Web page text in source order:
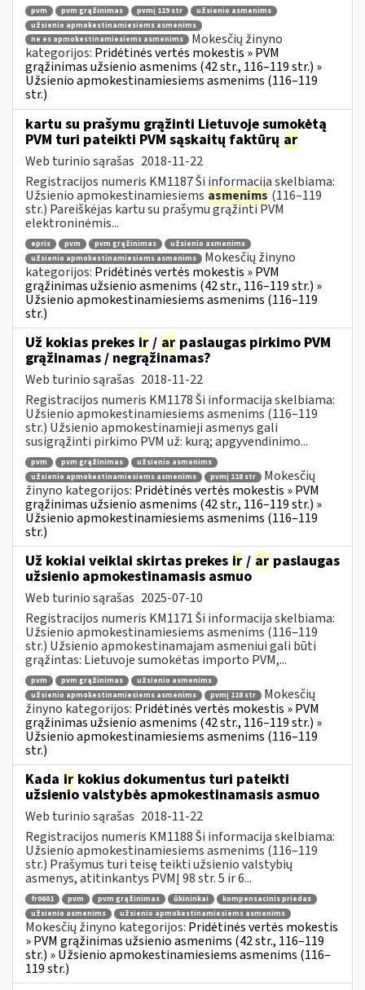
pvm pvm grąžinimas pvmį 119 str
užsienio asmenims
užsienio apmokestinamiesiems asmenims
ne es apmokestinamiesiems asmenims
Mokesčių žinyno
kategorijos: Pridėtinės vertės mokestis » PVM
grąžinimas užsienio asmenims (42 str., 116–119 str.) »
Užsienio apmokestinamiesiems asmenims (116–119
str.)
kartu su prašymu grąžinti Lietuvoje sumokėtą
PVM turi pateikti PVM sąskaitų faktūrų ar
Web turinio sąrašas 2018-11-22
Registracijos numeris KM1187 Ši informacija skelbiama:
Užsienio apmokestinamiesiems asmenims (116–119
str.) Pareiškėjas kartu su prašymu grąžinti PVM
elektroninėmis...
epris pvm pvm grąžinimas
užsienio asmenims
užsienio apmokestinamiesiems asmenims
Mokesčių žinyno
kategorijos: Pridėtinės vertės mokestis » PVM
grąžinimas užsienio asmenims (42 str., 116–119 str.) »
Užsienio apmokestinamiesiems asmenims (116–119
str.)
Už kokias prekes ir / ar paslaugas pirkimo PVM
grąžinamas / negrąžinamas?
Web turinio sąrašas 2018-11-22
Registracijos numeris KM1178 Ši informacija skelbiama:
Užsienio apmokestinamiesiems asmenims (116–119
str.) Užsienio apmokestinamieji asmenys gali
susigrąžinti pirkimo PVM už: kurą; apgyvendinimo...
pvm pvm grąžinimas
užsienio asmenims
užsienio apmokestinamiesiems asmenims
pvmį 118 str
Mokesčių
žinyno kategorijos: Pridėtinės vertės mokestis » PVM
grąžinimas užsienio asmenims (42 str., 116–119 str.) »
Užsienio apmokestinamiesiems asmenims (116–119
str.)
Už kokiai veiklai skirtas prekes ir / ar paslaugas
užsienio apmokestinamasis asmuo
Web turinio sąrašas 2025-07-10
Registracijos numeris KM1171 Ši informacija skelbiama:
Užsienio apmokestinamiesiems asmenims (116–119
str.) Užsienio apmokestinamajam asmeniui gali būti
grąžintas: Lietuvoje sumokėtas importo PVM,...
pvm pvm grąžinimas
užsienio asmenims
užsienio apmokestinamiesiems asmenims
pvmį 118 str
Mokesčių
žinyno kategorijos: Pridėtinės vertės mokestis » PVM
grąžinimas užsienio asmenims (42 str., 116–119 str.) »
Užsienio apmokestinamiesiems asmenims (116–119
str.)
Kada ir kokius dokumentus turi pateikti
užsienio valstybės apmokestinamasis asmuo
Web turinio sąrašas 2018-11-22
Registracijos numeris KM1188 Ši informacija skelbiama:
Užsienio apmokestinamiesiems asmenims (116–119
str.) Prašymus turi teisę teikti užsienio valstybių
asmenys, atitinkantys PVMĮ 98 str. 5 ir 6...
fr0601 pvm pvm grąžinimas ūkininkai
kompensacinis priedas
užsienio asmenims
užsienio apmokestinamiesiems asmenims
Mokesčių žinyno kategorijos: Pridėtinės vertės mokestis
» PVM grąžinimas užsienio asmenims (42 str., 116–119
str.) » Užsienio apmokestinamiesiems asmenims (116–
119 str.)